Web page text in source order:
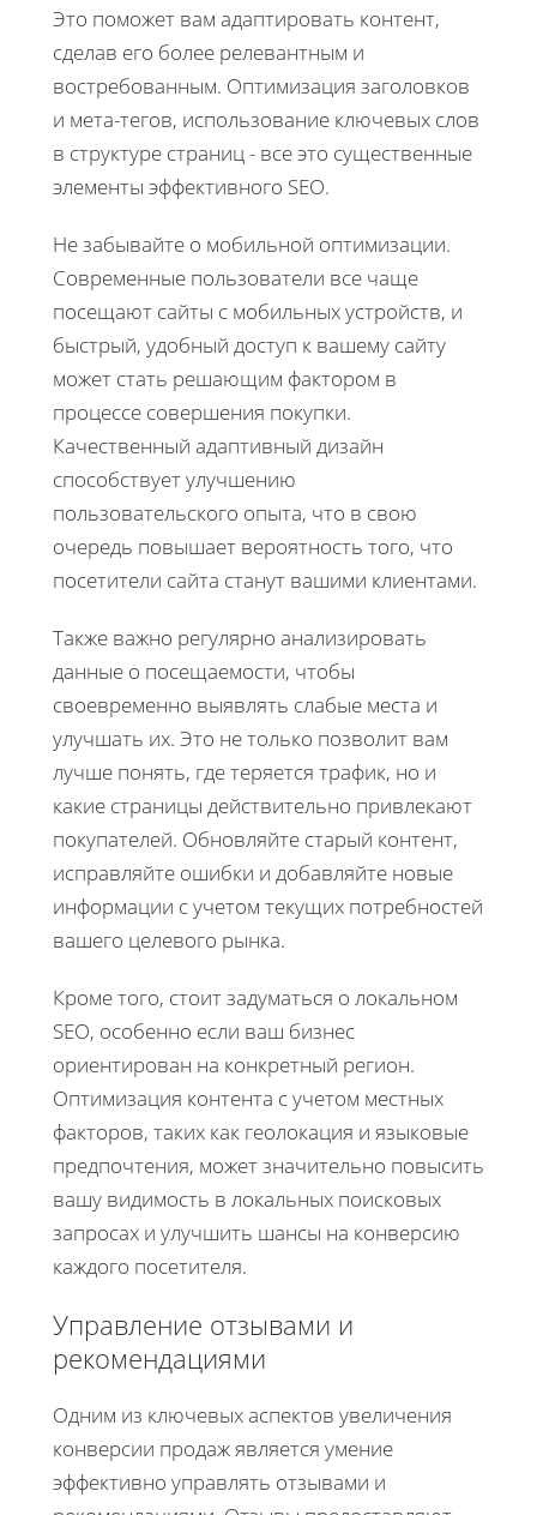
Это поможет вам адаптировать контент,
сделав его более релевантным и
востребованным. Оптимизация заголовков
и мета-тегов, использование ключевых слов
в структуре страниц - все это существенные
элементы эффективного SEO.
Не забывайте о мобильной оптимизации.
Современные пользователи все чаще
посещают сайты с мобильных устройств, и
быстрый, удобный доступ к вашему сайту
может стать решающим фактором в
процессе совершения покупки.
Качественный адаптивный дизайн
способствует улучшению
пользовательского опыта, что в свою
очередь повышает вероятность того, что
посетители сайта станут вашими клиентами.
Также важно регулярно анализировать
данные о посещаемости, чтобы
своевременно выявлять слабые места и
улучшать их. Это не только позволит вам
лучше понять, где теряется трафик, но и
какие страницы действительно привлекают
покупателей. Обновляйте старый контент,
исправляйте ошибки и добавляйте новые
информации с учетом текущих потребностей
вашего целевого рынка.
Кроме того, стоит задуматься о локальном
SEO, особенно если ваш бизнес
ориентирован на конкретный регион.
Оптимизация контента с учетом местных
факторов, таких как геолокация и языковые
предпочтения, может значительно повысить
вашу видимость в локальных поисковых
запросах и улучшить шансы на конверсию
каждого посетителя.
Управление отзывами и
рекомендациями
Одним из ключевых аспектов увеличения
конверсии продаж является умение
эффективно управлять отзывами и